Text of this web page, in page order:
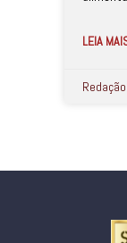
LEIA
Redação